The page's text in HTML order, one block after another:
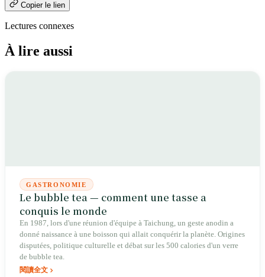
Copier le lien
Lectures connexes
À lire aussi
GASTRONOMIE
Le bubble tea — comment une tasse a
conquis le monde
En 1987, lors d'une réunion d'équipe à Taichung, un geste anodin a
donné naissance à une boisson qui allait conquérir la planète. Origines
disputées, politique culturelle et débat sur les 500 calories d'un verre
de bubble tea.
閱讀全文